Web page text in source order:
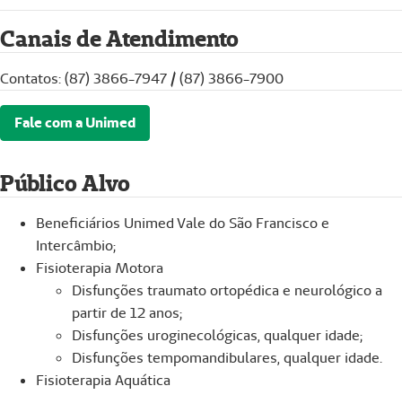
Canais de Atendimento
Contatos: (87) 3866-7947 / (87) 3866-7900
Fale com a Unimed
Público Alvo
Beneficiários Unimed Vale do São Francisco e
Intercâmbio;
Fisioterapia Motora
Disfunções traumato ortopédica e neurológico a
partir de 12 anos;
Disfunções uroginecológicas, qualquer idade;
Disfunções tempomandibulares, qualquer idade.
Fisioterapia Aquática